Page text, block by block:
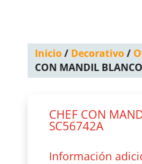
Inicio/ Decorativo/
CON MANDIL
CHEF CON
SC56742A
Información